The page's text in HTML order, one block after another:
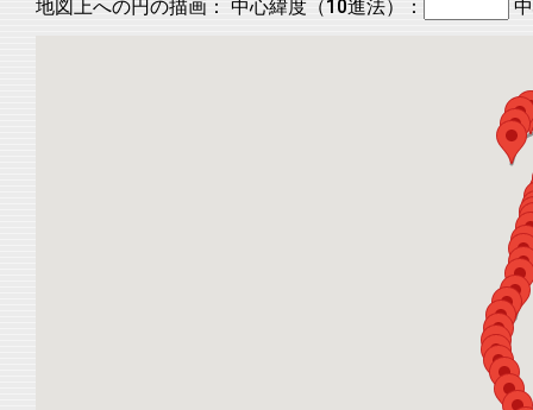
地図上への円の描画： 中心緯度（10進法）：